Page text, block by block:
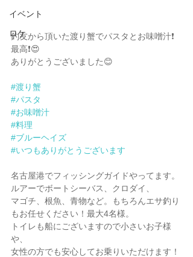
イベント
ロケ
釣友から頂いた渡り蟹でパスタとお味噌汁❗️
最高❗️😍
ありがとうございました😊
#渡り蟹
#パスタ
#お味噌汁
#料理
#ブルーヘイズ
#いつもありがとうございます
名古屋港でフィッシングガイドやってます。
ルアーでボートシーバス、クロダイ、
マゴチ、根魚、青物など。もちろんエサ釣り
もお任せください！最大4名様。
トイレも船にございますので小さいお子様
や、
女性の方でも安心してお乗りいただけます！